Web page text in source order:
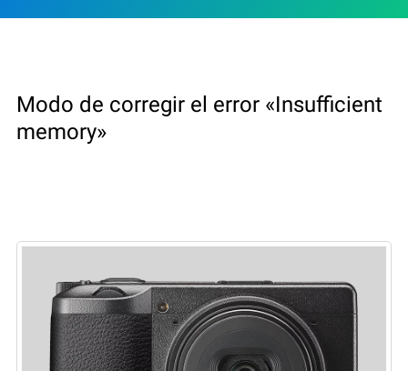
Modo de corregir el error «Insufficient
memory»